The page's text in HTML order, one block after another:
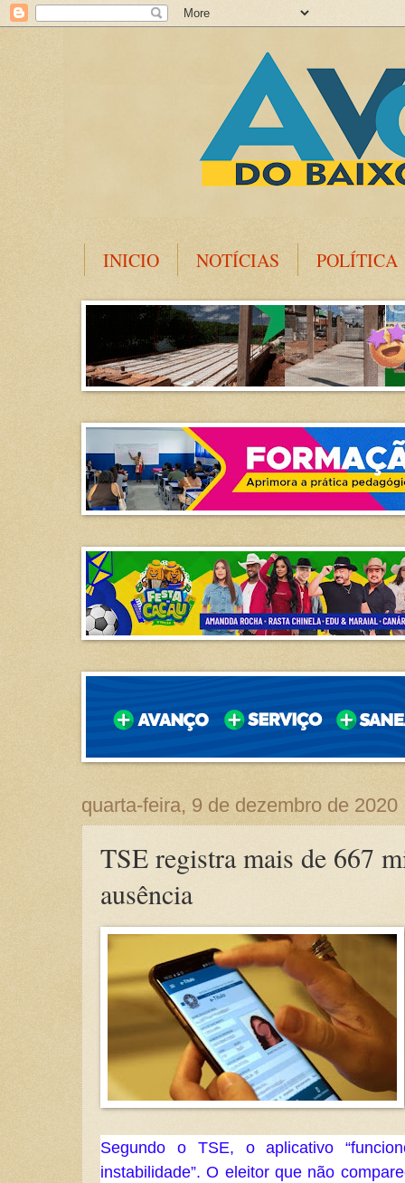
INICIO NOTÍCIAS POLÍTICA
quarta-feira, 9 de dezembro de 2020
TSE registra mais de 667
ausência
Segundo o TSE, o aplicativo
instabilidade”. O eleitor que não